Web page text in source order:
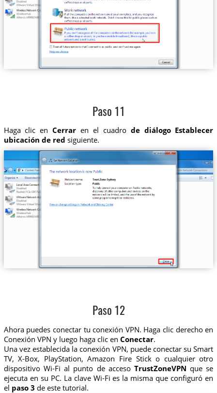
Paso 11
Haga clic enCerrar en el cuadro de diálogo Establecer
ubicación de red siguiente.
Paso 12
Ahora puedes conectar tu conexión VPN. Haga clic derecho en
Conexión VPN y luego haga clic en Conectar.
Una vez establecida la conexión VPN, puede conectar su Smart
TV, X-Box, PlayStation, Amazon Fire Stick o cualquier otro
dispositivo Wi-Fi al punto de acceso TrustZoneVPN que se
ejecuta en su PC. La clave Wi-Fi es la misma que configuró en
el paso 3 de este tutorial.